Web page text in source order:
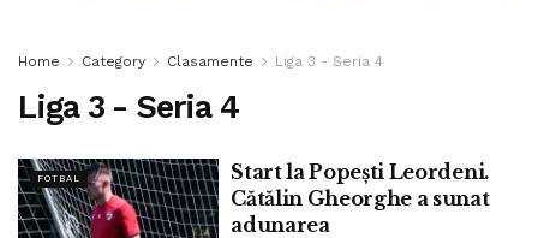
Home Category Clasamente Liga 3 - Seria 4
Liga 3 - Seria 4
FOTBAL
Start la Popești Leordeni.
Cătălin Gheorghe a sunat
adunarea